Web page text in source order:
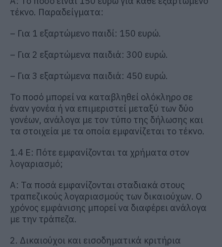
τέκνο. Παραδείγματα:
– Για 1 εξαρτώμενο παιδί: 150 ευρώ.
– Για 2 εξαρτώμενα παιδιά: 300 ευρώ.
– Για 3 εξαρτώμενα παιδιά: 450 ευρώ.
Το ποσό μπορεί να καταβληθεί ολόκληρο σε
έναν γονέα ή να επιμεριστεί μεταξύ των δύο
γονέων, ανάλογα με τον τύπο της δήλωσης και
τα στοιχεία με τα οποία εμφανίζεται το τέκνο.
1.4 Ε: Πότε εμφανίζονται τα χρήματα στον
λογαριασμό;
Α: Τα ποσά εμφανίζονται σταδιακά στους
τραπεζικούς λογαριασμούς των δικαιούχων. Ο
χρόνος εμφάνισης μπορεί να διαφέρει ανάλογα
με την τράπεζα.
2. Δικαιούχοι και εισοδηματικά κριτήρια